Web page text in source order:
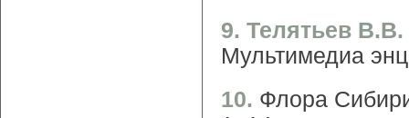
9. Телятьев В.В.
Мультимедиа
10. Флора